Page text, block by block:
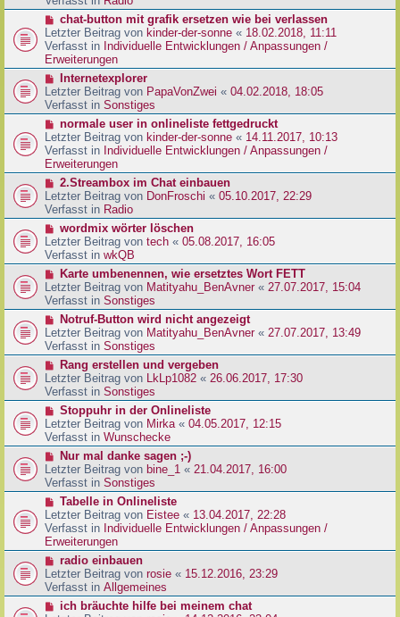
i
r
a
g
e
r
B
e
i
r
a
g
N
e
u
e
r
B
e
i
r
a
g
chat-button mit grafik ersetzen wie bei verlassen
Letzter Beitrag von kinder-der-sonne « 18.02.2018, 11:11
Verfasst in Individuelle Entwicklungen / Anpassungen /
Erweiterungen
N
e
u
e
r
B
e
i
r
a
g
Internetexplorer
Letzter Beitrag von PapaVonZwei « 04.02.2018, 18:05
Verfasst in Sonstiges
N
e
u
e
r
B
e
i
r
a
g
normale user in onlineliste fettgedruckt
Letzter Beitrag von kinder-der-sonne « 14.11.2017, 10:13
Verfasst in Individuelle Entwicklungen / Anpassungen /
Erweiterungen
N
e
u
e
r
B
e
t
r
a
g
2.Streambox im Chat einbauen
Letzter Beitrag von DonFroschi « 05.10.2017, 22:29
Verfasst in Radio
N
e
u
e
r
B
e
t
r
a
g
wordmix wörter löschen
Letzter Beitrag von tech « 05.08.2017, 16:05
Verfasst in wkQB
N
e
u
e
r
B
e
t
r
a
g
Karte umbenennen, wie ersetztes Wort FETT
Letzter Beitrag von Matityahu_BenAvner « 27.07.2017, 15:04
Verfasst in Sonstiges
N
e
u
e
r
B
e
t
r
a
g
Notruf-Button wird nicht angezeigt
Letzter Beitrag von Matityahu_BenAvner« 27.07.2017, 13:49
Verfasst in Sonstiges
N
e
u
e
r
B
e
t
r
a
g
Rang erstellen und vergeben
Letzter Beitrag von LkLp1082 « 26.06.2017, 17:30
Verfasst in Sonstiges
N
e
u
e
r
B
e
t
r
a
g
Stoppuhr in der Onlineliste
Letzter Beitrag von Mirka« 04.05.2017, 12:15
Verfasst in Wunschecke
N
e
u
e
r
B
e
i
r
a
g
Nur mal danke sagen ;-)
Letzter Beitrag von bine_1 « 21.04.2017, 16:00
Verfasst in Sonstiges
N
e
u
e
r
B
e
i
Tabelle in Onlineliste
Letzter Beitrag von Eistee « 13.04.2017, 22:28
Verfasst in Individuelle Entwicklungen / Anpassungen /
Erweiterungen
N
e
u
e
r
radio einbauen
Letzter Beitrag von rosie « 15.12.2016, 23:29
Verfasst in Allgemeines
Nich bräuchte hilfe bei meinem chat